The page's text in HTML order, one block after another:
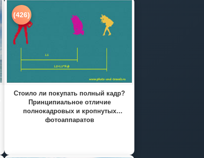
(426)
Стоило ли покупать полный кадр?
Принципиальное отличие
полнокадровых и кропнутых
фотоаппаратов